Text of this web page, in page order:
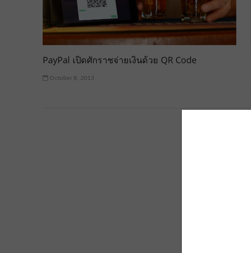
PayPal เปิดศักราชจ่ายเงินด้วย QR Code
October 8, 2013